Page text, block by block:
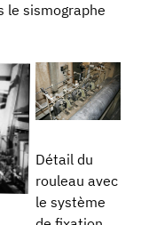
le sismographe
Détail du
rouleau avec
le système